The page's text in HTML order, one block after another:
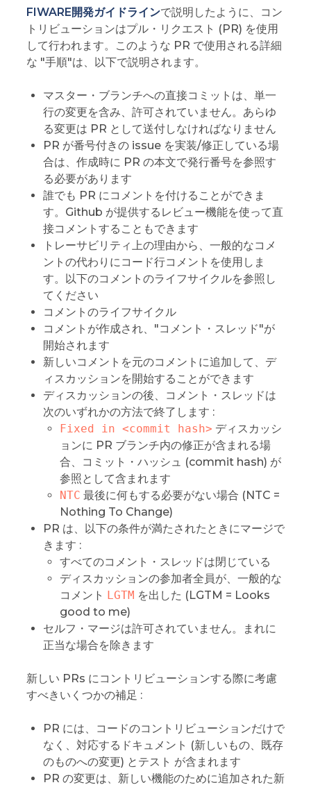
FIWARE開発ガイドラインで説明したように、コン
トリビューションはプル・リクエスト (PR) を使用
して行われます。このような PR で使用される詳細
な "手順"は、以下で説明されます。
マスター・ブランチへの直接コミットは、単一
行の変更を含み、許可されていません。あらゆ
る変更は PR として送付しなければなりません
PR が番号付きの issue を実装/修正している場
合は、作成時に PR の本文で発行番号を参照す
る必要があります
誰でも PR にコメントを付けることができま
す。Github が提供するレビュー機能を使って直
接コメントすることもできます
トレーサビリティ上の理由から、一般的なコメ
ントの代わりにコード行コメントを使用しま
す。以下のコメントのライフサイクルを参照し
てください
コメントのライフサイクル
コメントが作成され、"コメント・スレッド"が
開始されます
新しいコメントを元のコメントに追加して、デ
ィスカッションを開始することができます
ディスカッションの後、コメント・スレッドは
次のいずれかの方法で終了します :
Fixed in <commit hash> ディスカッシ
ョンに PR ブランチ内の修正が含まれる場
合、コミット・ハッシュ (commit hash) が
参照として含まれます
NTC 最後に何もする必要がない場合 (NTC =
Nothing To Change)
PR は、以下の条件が満たされたときにマージで
きます :
すべてのコメント・スレッドは閉じている
ディスカッションの参加者全員が、一般的な
コメント LGTM を出した (LGTM = Looks
good to me)
セルフ・マージは許可されていません。まれに
正当な場合を除きます
新しい PRs にコントリビューションする際に考慮
すべきいくつかの補足 :
PR には、コードのコントリビューションだけで
なく、対応するドキュメント (新しいもの、既存
のものへの変更) とテスト が含まれます
PR の変更は、新しい機能のために追加された新